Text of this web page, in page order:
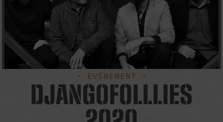
- EVÉNEMENT -
DJANGOFOLLLIES